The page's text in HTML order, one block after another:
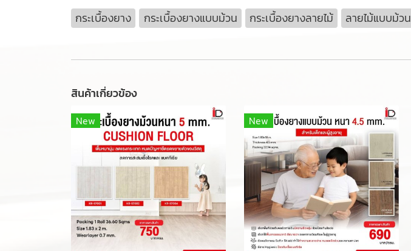
กระเบื้องยาง กระเบื้องยางแบบม้วน กระเบื้องยางลายไม้ ลายไม้แบบม้วน
สินค้าเกี่ยวข้อง
New New